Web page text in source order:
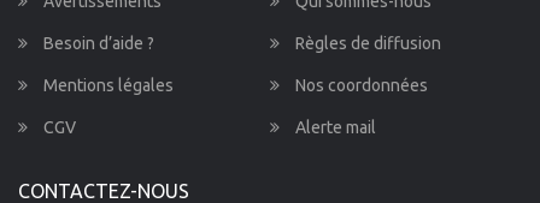
Besoin d’aide ? Règles de diffusion
Mentions légales Nos coordonnées
CGV Alerte mail
CONTACTEZ-NOUS